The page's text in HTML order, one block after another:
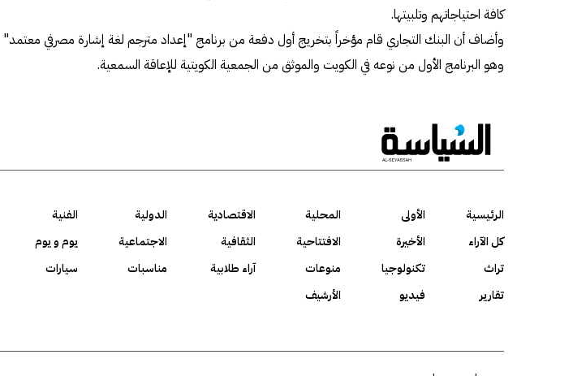
كافة احتياجاتهم وتلبيتها.
وأضاف أن البنك التجاري قام مؤخراً بتخريج أول دفعة من برنامج "إعداد مترجم لغة إشارة مصرفي معتمد"
وهو البرنامج الأول من نوعه في الكويت والموثق من الجمعية الكويتية للإعاقة السمعية.
الرئيسية الأولى المحلية الاقتصادية الدولية الفنية
كل الآراء
الأخيرة الافتتاحية الثقافية الاجتماعية يوم و يوم
تراث
تكنولوجيا منوعات آراء طلابية مناسبات سيارات
تقارير
فيديو الأرشيف